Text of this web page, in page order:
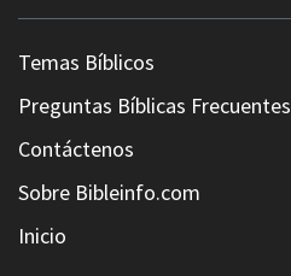
Temas Bíblicos
Preguntas Bíblicas Frecuentes
Contáctenos
Sobre Bibleinfo.com
Inicio